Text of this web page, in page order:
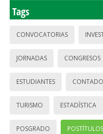
Tags
CONVOCATORIAS
JORNADAS CONGRESOS
ESTUDIANTES
TURISMO ESTADÍSTICA
POSGRADO POSTÍTULOS